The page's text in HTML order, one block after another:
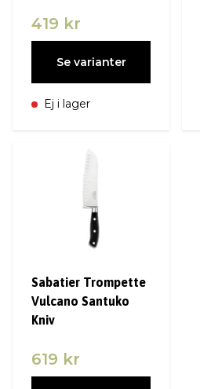
419 kr
Se varianter
Ej i lager
Sabatier Trompette
Vulcano Santuko
Kniv
619 kr